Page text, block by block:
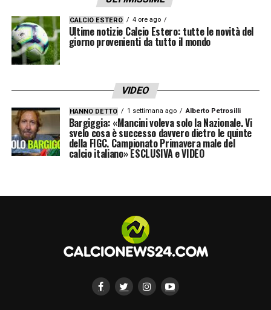
CALCIO ESTERO 4 ore ago
Ultime notizie Calcio Estero: tutte le novità del
giorno provenienti da tutto il mondo
VIDEO
HANNO DETTO 1 settimana ago Alberto Petrosilli
Bargiggia: «Mancini voleva solo la Nazionale. Vi
svelo cosa è successo davvero dietro le quinte
della FIGC. Campionato Primavera male del
calcio italiano» ESCLUSIVA e VIDEO